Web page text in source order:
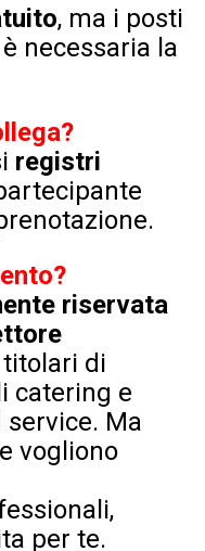
, ma i posti
necessaria la
registri
riservata
titolari di
catering e
Ma
vogliono
per te.